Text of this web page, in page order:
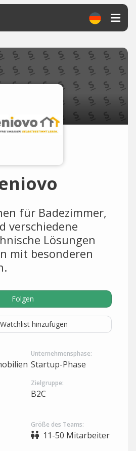
für Badezimmer,
verschiedene
Lösungen
mit besonderen
Folgen
hinzufügen
Unternehmensphase:
Startup-Phase
Zielgruppe:
B2C
Größe des Teams:
11-50 Mitarbeiter